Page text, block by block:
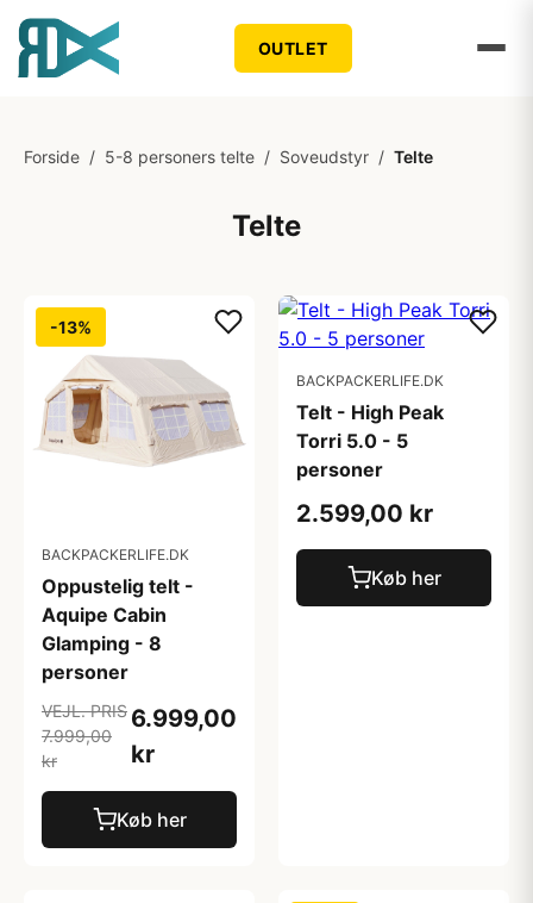
OUTLET
Forside / 5-8 personers telte / Soveudstyr / Telte
Telte
-13%
BACKPACKERLIFE.DK
Oppustelig telt -
Aquipe Cabin
Glamping - 8
personer
VEJL. PRIS
7.999,00
kr
6.999,00
kr
Køb her
BACKPACKERLIFE.DK
Telt - High Peak
Torri 5.0 - 5
personer
2.599,00 kr
Køb her